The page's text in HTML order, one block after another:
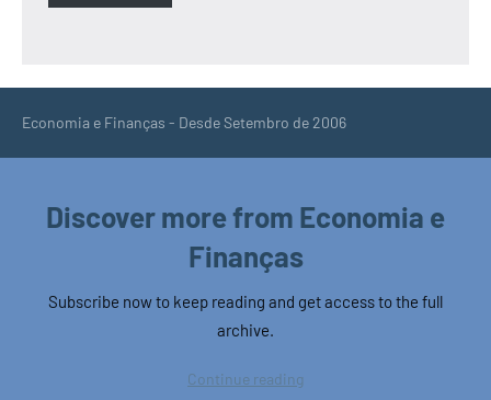
Economia e Finanças - Desde Setembro de 2006
Discover more from Economia e
Finanças
Subscribe now to keep reading and get access to the full
archive.
Continue reading